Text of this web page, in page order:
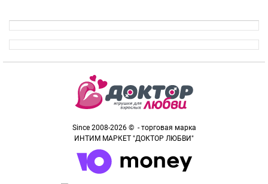
Since 2008-2026 © - торговая марка
ИНТИМ МАРКЕТ "ДОКТОР ЛЮБВИ"